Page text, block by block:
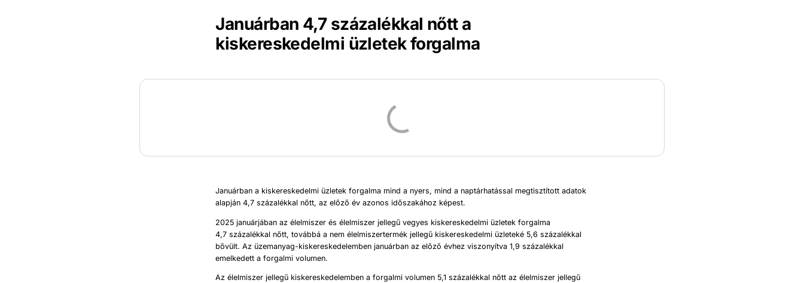
Januárban 4,7 százalékkal nőtt a
kiskereskedelmi üzletek forgalma
Januárban a kiskereskedelmi üzletek forgalma mind a nyers, mind a naptárhatással megtisztított adatok
alapján 4,7 százalékkal nőtt, az előző év azonos időszakához képest.
2025 januárjában az élelmiszer és élelmiszer jellegű vegyes kiskereskedelmi üzletek forgalma
4,7 százalékkal nőtt, továbbá a nem élelmiszertermék jellegű kiskereskedelmi üzleteké 5,6 százalékkal
bővült. Az üzemanyag-kiskereskedelemben januárban az előző évhez viszonyítva 1,9 százalékkal
emelkedett a forgalmi volumen.
Az élelmiszer jellegű kiskereskedelemben a forgalmi volumen 5,1 százalékkal nőtt az élelmiszer jellegű